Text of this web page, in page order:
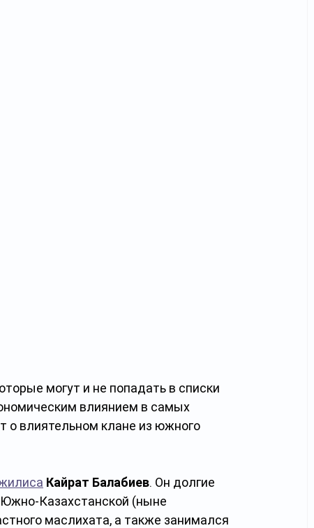
могут и не попадать в списки
влиянием в самых
о влиятельном клане из южного
Кайрат Балабиев. Он долгие
Южно-Казахстанской (ныне
маслихата, а также занимался